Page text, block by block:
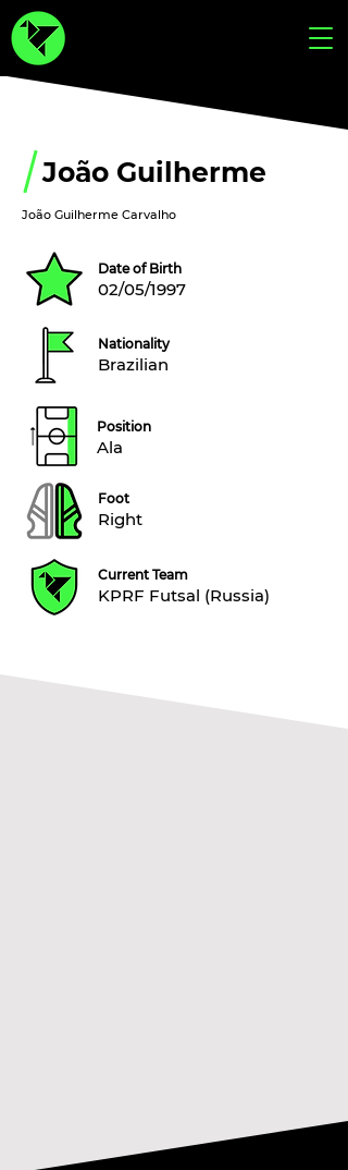
João Guilherme
João Guilherme Carvalho
Date of Birth
02/05/1997
Nationality
Brazilian
Position
Ala
Foot
Right
Current Team
KPRF Futsal (Russia)